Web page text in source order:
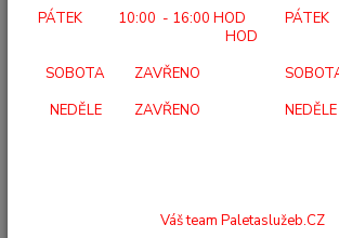
Zobrazuji 1-5 z 5
strana z 1
PÁTEK 10:00 - 16:00 HOD PÁTEK
HOD
SOBOTA ZAVŘENO SOBOTA
NEDĚLE ZAVŘENO NEDĚLE
Váš team Paletaslužeb.CZ